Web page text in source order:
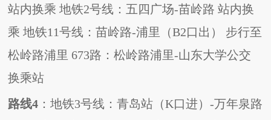
站内换乘 地铁2号线：五四广场-苗岭路 站内换
乘 地铁11号线：苗岭路-浦里（B2口出）
步行至
松岭路浦里 673路：松岭路浦里-山东大学公交
换乘站
路线4 ：地铁3号线：青岛站（K口进）-万年泉路